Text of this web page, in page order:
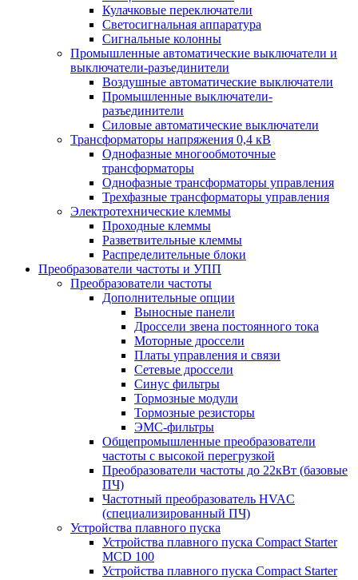
Кулачковые переключатели
Светосигнальная аппаратура
Сигнальные колонны
Промышленные автоматические выключатели и
выключатели-разъединители
Воздушные автоматические выключатели
Промышленные выключатели-
разъединители
Силовые автоматические выключатели
Трансформаторы напряжения 0,4 кВ
Однофазные многообмоточные
трансформаторы
Однофазные трансформаторы управления
Трехфазные трансформаторы управления
Электротехнические клеммы
Проходные клеммы
Разветвительные клеммы
Распределительные блоки
Преобразователи частоты и УПП
Преобразователи частоты
Дополнительные опции
Выносные панели
Дроссели звена постоянного тока
Моторные дроссели
Платы управления и связи
Сетевые дроссели
Синус фильтры
Тормозные модули
Тормозные резисторы
ЭМС-фильтры
Общепромышленные преобразователи
частоты с высокой перегрузкой
Преобразователи частоты до 22кВт (базовые
ПЧ)
Частотный преобразователь HVAC
(специализированный ПЧ)
Устройства плавного пуска
Устройства плавного пуска Compact Starter
MCD 100
Устройства плавного пуска Compact Starter